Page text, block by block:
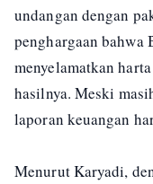
undangan dengan
penghargaan bahwa
menyelamatkan
hasilnya. Meski
laporan keuangan
Menurut Karyadi,